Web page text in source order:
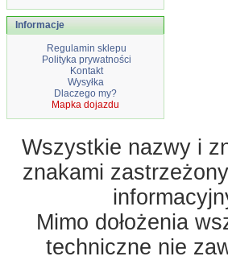
Informacje
Regulamin sklepu
Polityka prywatności
Kontakt
Wysyłka
Dlaczego my?
Mapka dojazdu
Wszystkie nazwy i
znakami
Mimo dołożenia
techniczne nie